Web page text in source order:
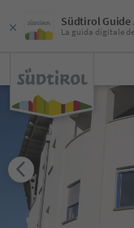
Südtirol Guide
La guida digitale